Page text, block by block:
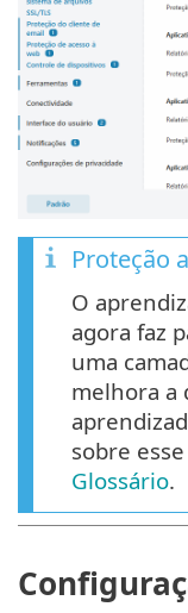
Proteção
O
agora faz
uma
melhora a
sobre
Glossário.